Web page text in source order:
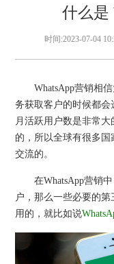
什么是
时间:2023-07-04
WhatsApp营销相信
务获取客户的时候都会
月活跃用户数是非常
的，所以全球有很多国
交流的。
在WhatsApp营销中
户，那么一些必要的第
用的，就比如说